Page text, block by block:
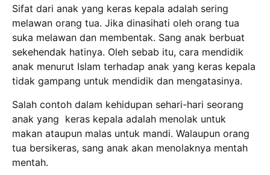
Sifat dari anak yang keras kepala adalah sering
melawan orang tua. Jika dinasihati oleh orang tua
suka melawan dan membentak. Sang anak berbuat
sekehendak hatinya. Oleh sebab itu, cara mendidik
anak menurut Islam terhadap anak yang keras kepala
tidak gampang untuk mendidik dan mengatasinya.
Salah contoh dalam kehidupan sehari-hari seorang
anak yang keras kepala adalah menolak untuk
makan ataupun malas untuk mandi. Walaupun orang
tua bersikeras, sang anak akan menolaknya mentah
mentah.